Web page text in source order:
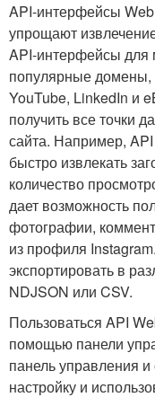
API-интерфейсы
упрощают
API-интерфейсы для
популярные домены,
YouTube, LinkedIn и
получить все точки
сайта. Например,
быстро извлекать
количество
дает возможность
фотографии,
из профиля
экспортировать в
NDJSON или CSV.
Пользоваться API
помощью панели
панель управления
настройку и